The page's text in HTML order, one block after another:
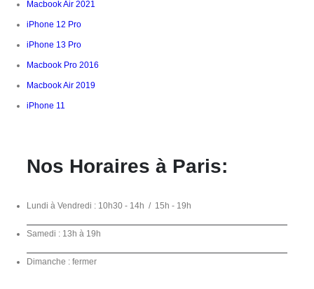
Macbook Air 2021
iPhone 12 Pro
iPhone 13 Pro
Macbook Pro 2016
Macbook Air 2019
iPhone 11
Nos Horaires à Paris:
Lundi à Vendredi : 10h30 - 14h / 15h - 19h
Samedi : 13h à 19h
Dimanche : fermer